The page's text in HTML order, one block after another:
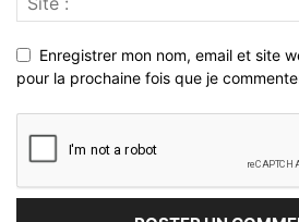
Enregistrer mon nom, email et site
pour la prochaine fois que je